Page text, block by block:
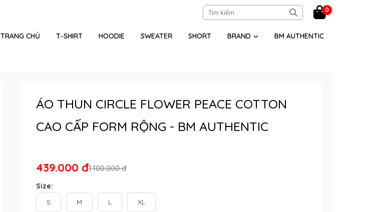
0
TRANG CHỦ T-SHIRT HOODIE SWEATER SHORT BRAND BM AUTHENTIC
ÁO THUN CIRCLE FLOWER PEACE COTTON
CAO CẤP FORM RỘNG - BM AUTHENTIC
1.100.000 đ
439.000 đ
Size:
S
M L XL